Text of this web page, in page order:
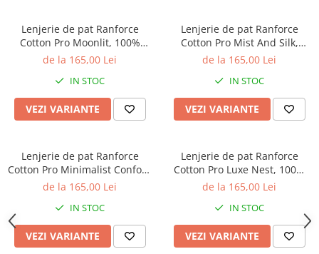
Lenjerie de pat Ranforce
Cotton Pro Moonlit, 100%
bumbac, gri deschis, model
de la 165,00 Lei
IN STOC
VEZI VARIANTE
Lenjerie de pat Ranforce
Cotton Pro Mist And Silk,
100% bumbac, bej, imprimeu
de la 165,00 Lei
IN STOC
VEZI VARIANTE
Lenjerie de pat Ranforce
Cotton Pro Minimalist Confort,
100% bumbac, bej deschis,
de la 165,00 Lei
IN STOC
VEZI VARIANTE
Lenjerie de pat Ranforce
Cotton Pro Luxe Nest, 100%
bumbac, alb, imprimeu floral
de la 165,00 Lei
IN STOC
VEZI VARIANTE